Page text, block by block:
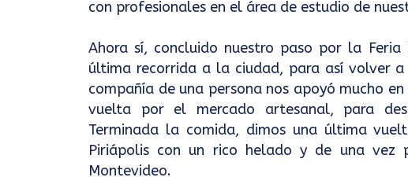
con profesionales en el área de estudio de
Ahora sí, concluido nuestro paso por la
última recorrida a la ciudad, para así volver
compañía de una persona nos apoyó mucho
vuelta por el mercado artesanal, para
Terminada la comida, dimos una última
Piriápolis con un rico helado y de una vez
Montevideo.